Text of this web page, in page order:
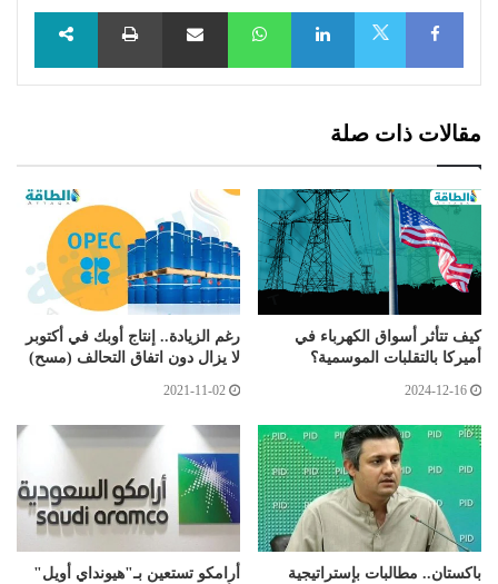
Facebook
LinkedIn
WhatsAppمشاركة عبر البريد طباعة
مقالات ذات صلة
كيف تتأثر أسواق الكهرباء في
أميركا بالتقلبات الموسمية؟
2024-12-16
رغم الزيادة.. إنتاج أوبك في أكتوبر
لا يزال دون اتفاق التحالف (مسح)
2021-11-02
باكستان.. مطالبات بإستراتيجية
أرامكو تستعين بـ"هيونداي أويل"